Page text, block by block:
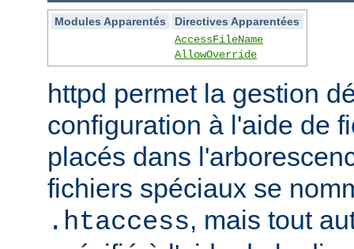
Modules Apparentés
Directives Apparentées
AccessFileName
AllowOverride
httpd permet la gestion
configuration à l'aide de
placés dans
fichiers spéciaux se
.htaccess, mais tout